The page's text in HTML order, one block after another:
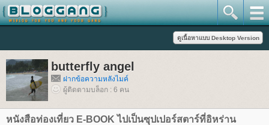
butterfly angel
ฝากข้อความหลังไมค์
ผู้ติดตามบล็อก : 6 คน
หนังสือท่องเที่ยว E-BOOK ไปเป็นซุปเปอร์สตาร์ที่อิหร่าน